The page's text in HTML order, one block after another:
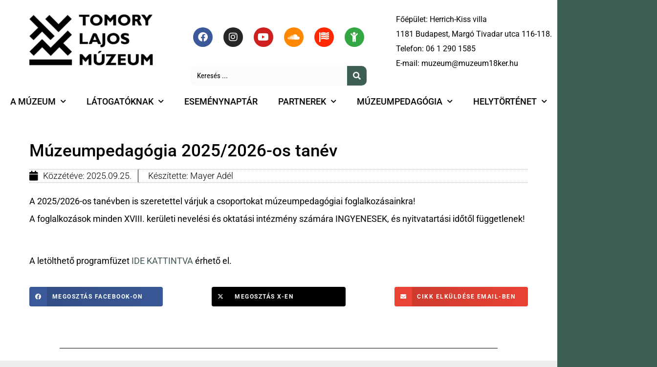
Főépület: Herrich-Kiss villa
1181 Budapest, Margó Tivadar utca 116-118.
Telefon: 06 1 290 1585
E-mail: muzeum@muzeum18ker.hu
A MÚZEUM LÁTOGATÓKNAK ESEMÉNYNAPTÁR PARTNEREK MÚZEUMPEDAGÓGIA HELYTÖRTÉNET
Múzeumpedagógia 2025/2026-os tanév
Közzétéve: 2025.09.25. Készítette: Mayer Adél
A 2025/2026-os tanévben is szeretettel várjuk a csoportokat múzeumpedagógiai foglalkozásainkra!
A foglalkozások minden XVIII. kerületi nevelési és oktatási intézmény számára INGYENESEK, és nyitvatartási időtől függetlenek!
A letölthető programfüzet IDE KATTINTVA érhető el.
MEGOSZTÁS FACEBOOK-ON MEGOSZTÁS X-EN CIKK ELKÜLDÉSE EMAIL-BEN